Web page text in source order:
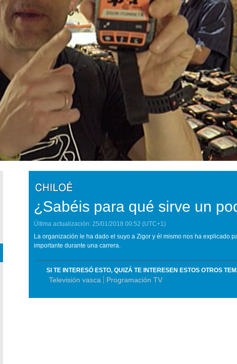
¿Sabéis para qué sirve un
Última actualización: 25/01/2018 00:52 (UTC+1)
La organización le ha dado el suyo a Zigor y él mismo nos ha explicado
importante durante una carrera.
SI TE INTERESÓ ESTO, QUIZÁ TE INTERESEN ESTOS OTROS
Televisión vasca Programación TV